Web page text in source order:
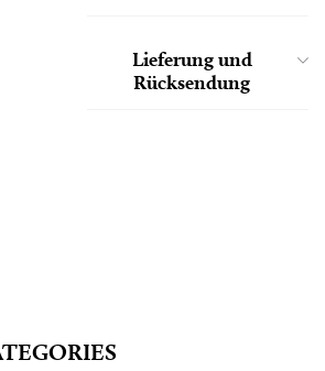
Lieferung und
Rücksendung